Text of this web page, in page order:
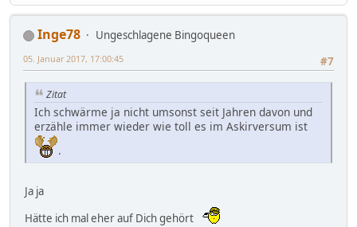
Inge78
Ungeschlagene Bingoqueen
#7
05. Januar 2017, 17:00:45
Zitat
Ich schwärme ja nicht umsonst seit Jahren davon und
erzähle immer wieder wie toll es im Askirversum ist
.
Ja ja
Hätte ich mal eher auf Dich gehört